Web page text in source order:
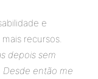
e
recursos.
depois sem
então me